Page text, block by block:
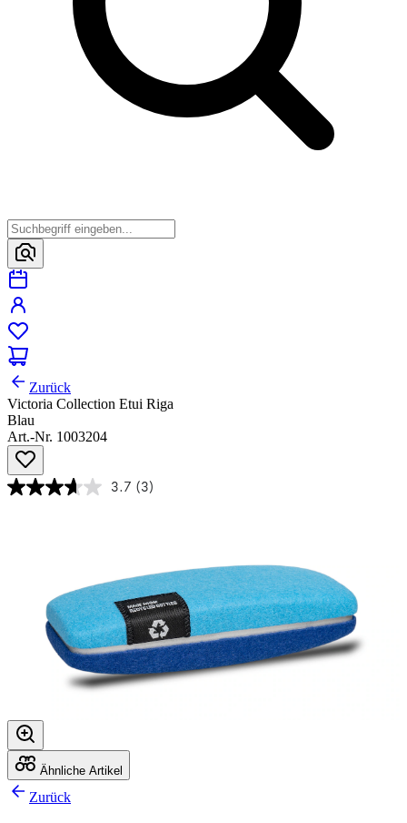
Zurück
Victoria Collection Etui Riga
Blau
Art.-Nr. 1003204
3.7 (3)
Ähnliche Artikel
Zurück